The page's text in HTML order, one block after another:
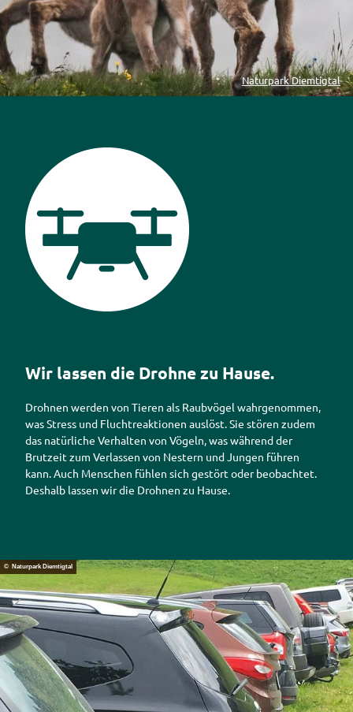
Wir lassen die Drohne zu Hause.
Drohnen werden von Tieren als Raubvögel wahrgenommen,
was Stress und Fluchtreaktionen auslöst. Sie stören zudem
das natürliche Verhalten von Vögeln, was während der
Brutzeit zum Verlassen von Nestern und Jungen führen
kann. Auch Menschen fühlen sich gestört oder beobachtet.
Deshalb lassen wir die Drohnen zu Hause.
Naturpark Diemtigtal
© Naturpark Diemtigtal